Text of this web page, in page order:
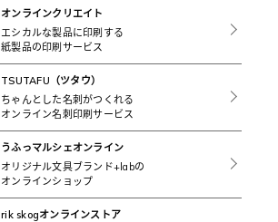
オンラインクリエイト
エシカルな製品に印刷する
紙製品の印刷サービス
TSUTAFU（ツタウ）
ちゃんとした名刺がつくれる
オンライン名刺印刷サービス
うふっマルシェオンライン
オリジナル文具ブランド+labの
オンラインショップ
rik skogオンラインストア